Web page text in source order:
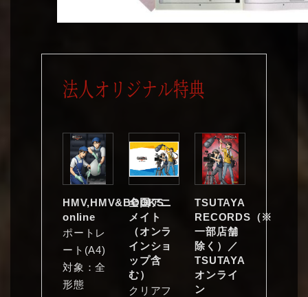
法人オリジナル特典
HMV,HMV&BOOKS
online
ポートレ
ート(A4)
対象：全
形態
全国アニ
メイト
（オンラ
インショ
ップ含
む）
クリアフ
TSUTAYA
RECORDS（※
一部店舗
除く）／
TSUTAYA
オンライ
ン